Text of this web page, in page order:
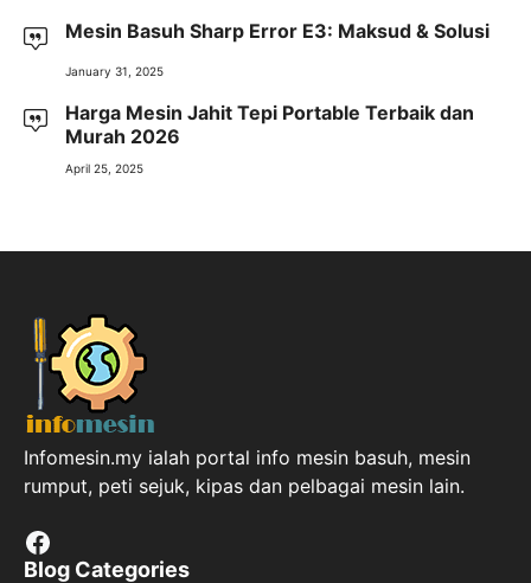
Mesin Basuh Sharp Error E3: Maksud & Solusi
January 31, 2025
Harga Mesin Jahit Tepi Portable Terbaik dan
Murah 2026
April 25, 2025
Infomesin.my ialah portal info mesin basuh, mesin
rumput, peti sejuk, kipas dan pelbagai mesin lain.
Facebook
Blog Categories